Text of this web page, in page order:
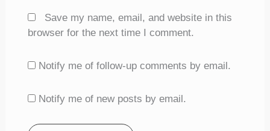
Save my name, email, and website in this
browser for the next time I comment.
Notify me of follow-up comments by email.
Notify me of new posts by email.